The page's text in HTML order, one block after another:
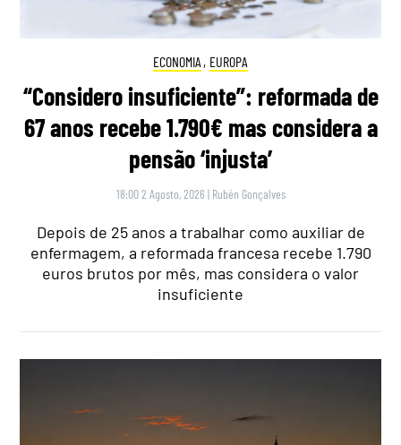
ECONOMIA , EUROPA
“Considero insuficiente”: reformada de
67 anos recebe 1.790€ mas considera a
pensão ‘injusta’
18:00 2 Agosto, 2026 | Rubén Gonçalves
Depois de 25 anos a trabalhar como auxiliar de
enfermagem, a reformada francesa recebe 1.790
euros brutos por mês, mas considera o valor
insuficiente